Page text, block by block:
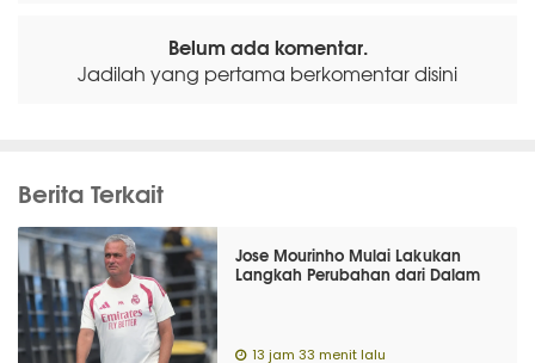
Belum ada komentar.
Jadilah yang pertama berkomentar disini
Berita Terkait
Jose Mourinho Mulai Lakukan
Langkah Perubahan dari Dalam
13 jam 33 menit lalu